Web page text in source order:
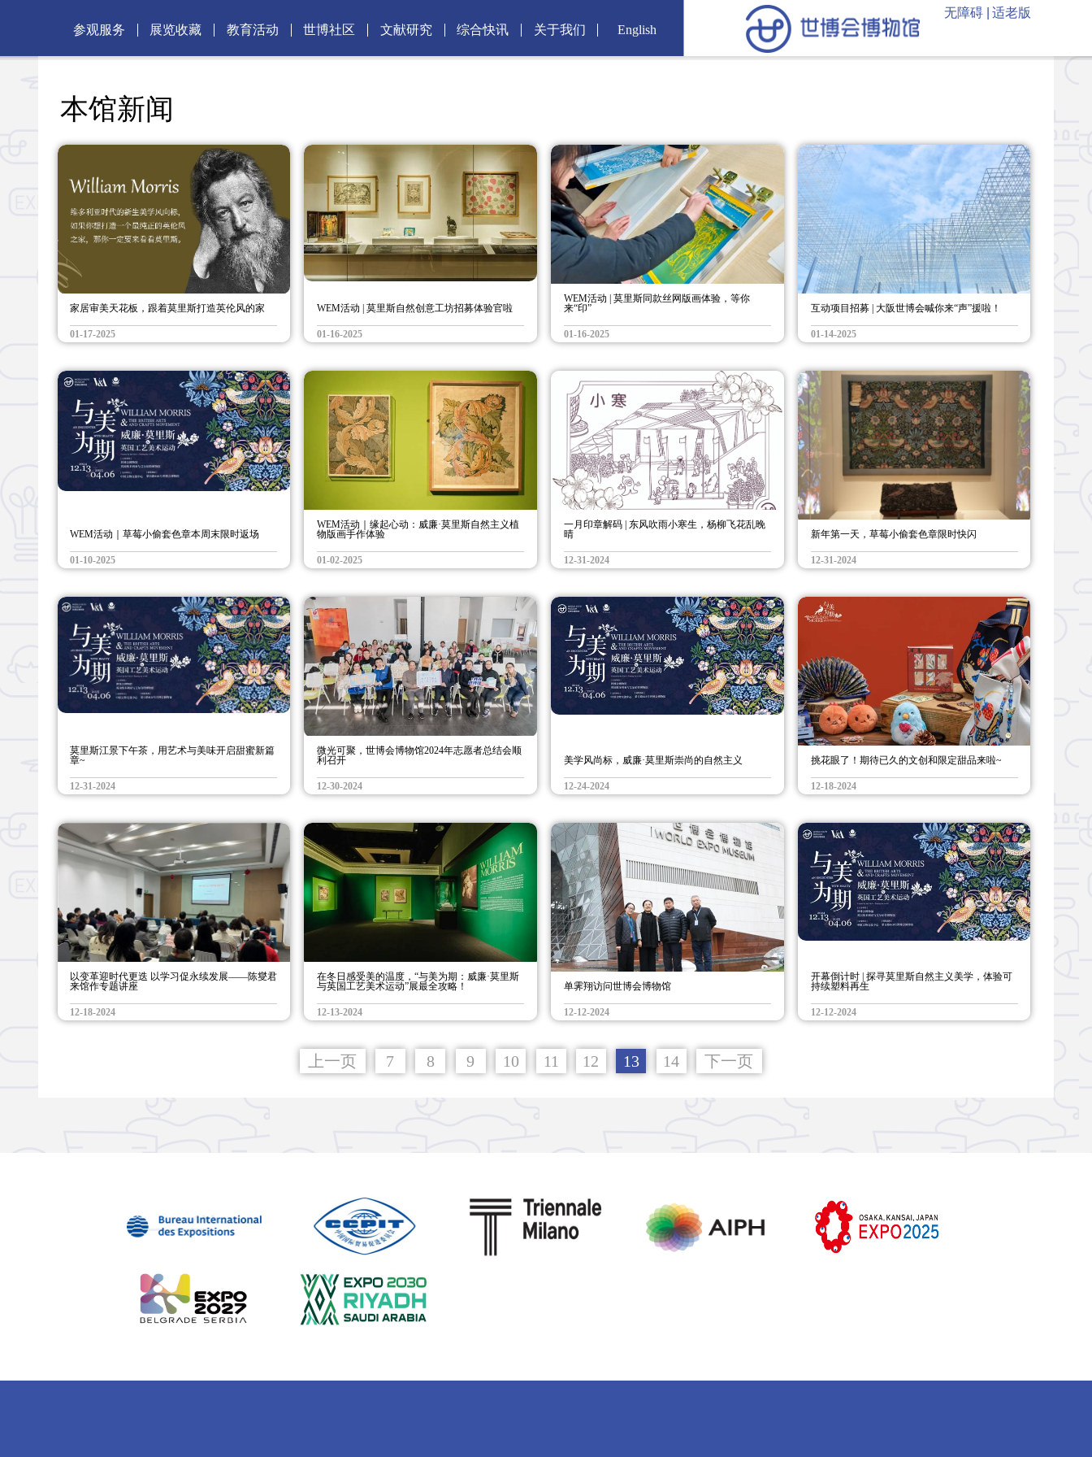
参观服务 展览收藏 教育活动 世博社区 文献研究 综合快讯 关于我们 English
无障碍 | 适老版
本馆新闻
家居审美天花板，跟着莫里斯打造英伦风的家
01-17-2025
WEM活动 | 莫里斯自然创意工坊招募体验官啦
01-16-2025
WEM活动 | 莫里斯同款丝网版画体验，等你
来“印”
01-16-2025
互动项目招募 | 大阪世博会喊你来“声”援啦！
01-14-2025
WEM活动｜草莓小偷套色章本周末限时返场
01-10-2025
WEM活动｜缘起心动：威廉·莫里斯自然主义植
物版画手作体验
01-02-2025
一月印章解码 | 东风吹雨小寒生，杨柳飞花乱晚
晴
12-31-2024
新年第一天，草莓小偷套色章限时快闪
12-31-2024
莫里斯江景下午茶，用艺术与美味开启甜蜜新篇
章~
12-31-2024
微光可聚，世博会博物馆2024年志愿者总结会顺
利召开
12-30-2024
美学风尚标，威廉·莫里斯崇尚的自然主义
12-24-2024
挑花眼了！期待已久的文创和限定甜品来啦~
12-18-2024
以变革迎时代更迭 以学习促永续发展——陈燮君
来馆作专题讲座
12-18-2024
在冬日感受美的温度，“与美为期：威廉·莫里斯
与英国工艺美术运动”展最全攻略！
12-13-2024
单霁翔访问世博会博物馆
12-12-2024
开幕倒计时 | 探寻莫里斯自然主义美学，体验可
持续塑料再生
12-12-2024
上一页 7 8 9 10 11 12 13 14 下一页